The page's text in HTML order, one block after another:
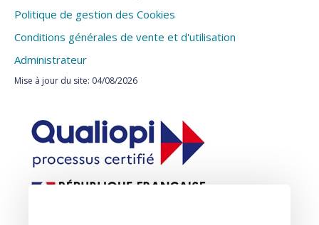
Politique de gestion des Cookies
Conditions générales de vente et d'utilisation
Administrateur
Mise à jour du site: 04/08/2026